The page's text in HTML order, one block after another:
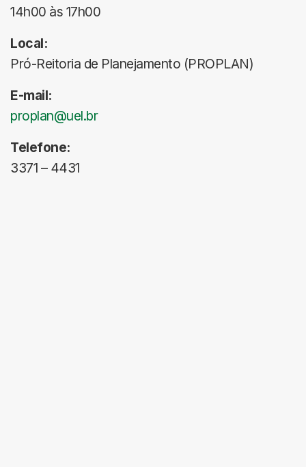
14h00 às 17h00
Local:
Pró-Reitoria de Planejamento (PROPLAN)
E-mail:
proplan@uel.br
Telefone:
3371 – 4431